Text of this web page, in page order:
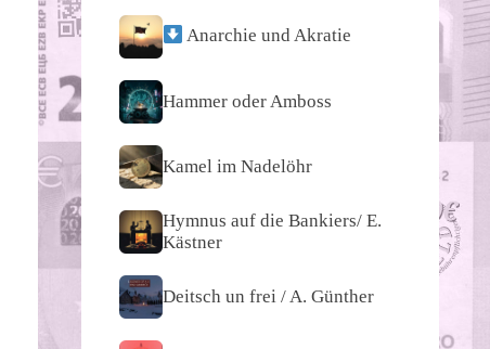
Anarchie und Akratie
Hammer oder Amboss
Kamel im Nadelöhr
Hymnus auf die Bankiers/ E.
Kästner
Deitsch un frei / A. Günther